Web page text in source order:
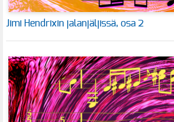
Jimi Hendrixin jalanjäljissä, osa 2